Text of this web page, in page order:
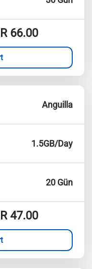
66.00
Anguilla
1.5GB/Day
20 Gün
47.00